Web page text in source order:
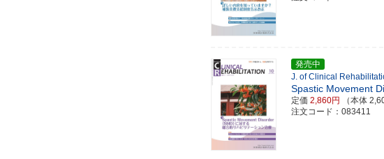
発売中
J. of Clinical
Spastic Movement
定価 2,860円 （本体
注文コード：083411